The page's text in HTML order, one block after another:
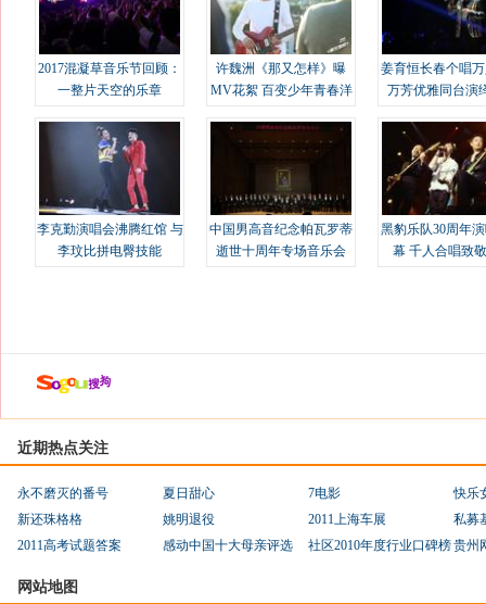
2017混凝草音乐节回顾：
一整片天空的乐章
许魏洲《那又怎样》曝
MV花絮 百变少年青春洋
姜育恒长春个唱
万芳优雅同台演
李克勤演唱会沸腾红馆 与
李玟比拼电臀技能
中国男高音纪念帕瓦罗蒂
逝世十周年专场音乐会
黑豹乐队30周年
幕 千人合唱致
近期热点关注
永不磨灭的番号 夏日甜心 7电影
快乐
新还珠格格
姚明退役 2011上海车展
私募
2011高考试题答案
感动中国十大母亲评选 社区2010年度行业口碑榜贵州
网站地图